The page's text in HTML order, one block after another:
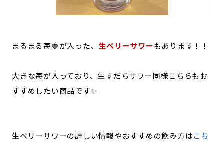
まるまる苺🍓が入った、 生ベリーサワーもあります！！
大きな苺が入っており、生すだちサワー同様こちらもお
すすめしたい商品です✨
生ベリーサワーの詳しい情報やおすすめの飲み方はこち